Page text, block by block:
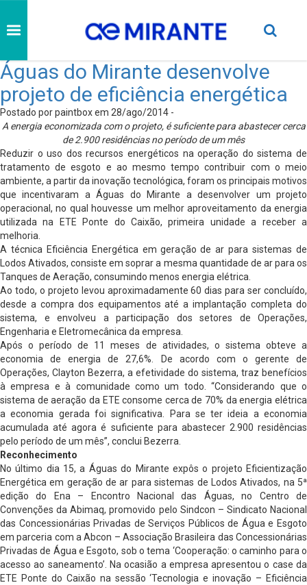
Águas do Mirante desenvolve
projeto de eficiência energética
Postado por paintbox em 28/ago/2014 -
A energia economizada com o projeto, é suficiente para abastecer cerca
de 2.900 residências no período de um mês
Reduzir o uso dos recursos energéticos na operação do sistema de
tratamento de esgoto e ao mesmo tempo contribuir com o meio
ambiente, a partir da inovação tecnológica, foram os principais motivos
que incentivaram a Águas do Mirante a desenvolver um projeto
operacional, no qual houvesse um melhor aproveitamento da energia
utilizada na ETE Ponte do Caixão, primeira unidade a receber a
melhoria.
A técnica Eficiência Energética em geração de ar para sistemas de
Lodos Ativados, consiste em soprar a mesma quantidade de ar para os
Tanques de Aeração, consumindo menos energia elétrica.
Ao todo, o projeto levou aproximadamente 60 dias para ser concluído,
desde a compra dos equipamentos até a implantação completa do
sistema, e envolveu a participação dos setores de Operações,
Engenharia e Eletromecânica da empresa.
Após o período de 11 meses de atividades, o sistema obteve a
economia de energia de 27,6%. De acordo com o gerente de
Operações, Clayton Bezerra, a efetividade do sistema, traz benefícios
à empresa e à comunidade como um todo. “Considerando que o
sistema de aeração da ETE consome cerca de 70% da energia elétrica
a economia gerada foi significativa. Para se ter ideia a economia
acumulada até agora é suficiente para abastecer 2.900 residências
pelo período de um mês”, conclui Bezerra.
Reconhecimento
No último dia 15, a Águas do Mirante expôs o projeto Eficientização
Energética em geração de ar para sistemas de Lodos Ativados, na 5ª
edição do Ena – Encontro Nacional das Águas, no Centro de
Convenções da Abimaq, promovido pelo Sindcon – Sindicato Nacional
das Concessionárias Privadas de Serviços Públicos de Água e Esgoto
em parceria com a Abcon – Associação Brasileira das Concessionárias
Privadas de Água e Esgoto, sob o tema ‘Cooperação: o caminho para o
acesso ao saneamento’. Na ocasião a empresa apresentou o case da
ETE Ponte do Caixão na sessão ‘Tecnologia e inovação – Eficiência